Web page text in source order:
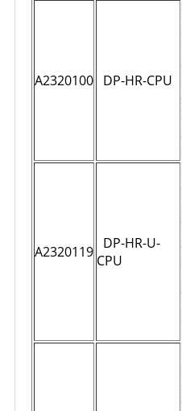
A2320100 DP-HR-CPU
A2320119 DP-HR-U-
CPU